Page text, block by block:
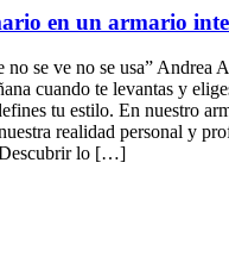
en un armario
no se ve no se usa”
cuando te levantas y
tu estilo. En nuestro
realidad personal y
Descubrir lo […]